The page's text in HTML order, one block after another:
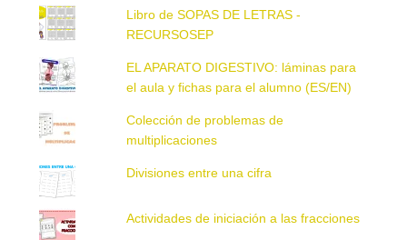
Libro de SOPAS DE LETRAS -
RECURSOSEP
EL APARATO DIGESTIVO: láminas para
el aula y fichas para el alumno (ES/EN)
Colección de problemas de
multiplicaciones
Divisiones entre una cifra
Actividades de iniciación a las fracciones